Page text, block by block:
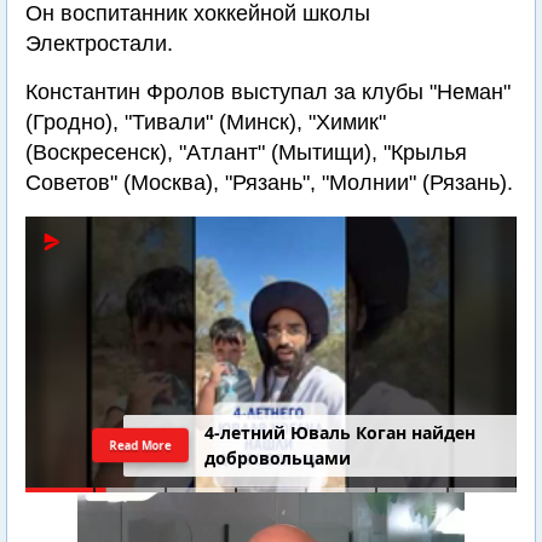
Он воспитанник хоккейной школы
Электростали.
Константин Фролов выступал за клубы "Неман"
(Гродно), "Тивали" (Минск), "Химик"
(Воскресенск), "Атлант" (Мытищи), "Крылья
Советов" (Москва), "Рязань", "Молнии" (Рязань).
4-летний Юваль Коган найден
добровольцами
Read More